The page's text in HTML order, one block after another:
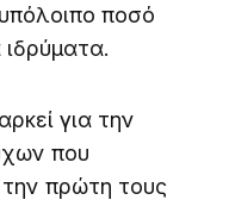
ποσό
για την
που
πρώτη τους